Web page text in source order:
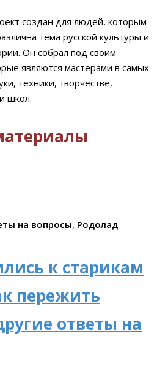
создан для людей, которым
тема русской культуры и
Он собрал под своим
являются мастерами в самых
техники, творчестве,
школ.
на вопросы, Родолад
к старикам
пережить
ответы на